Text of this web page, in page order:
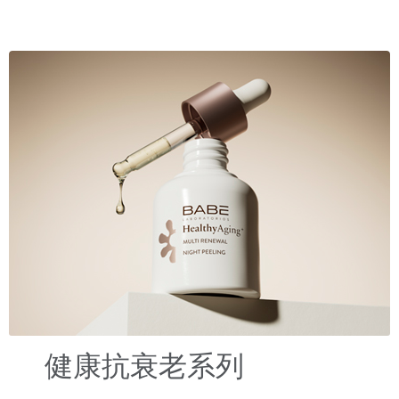
健康抗衰老系列